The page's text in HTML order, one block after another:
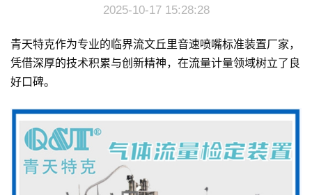
2025-10-17 15:28:28
青天特克作为专业的临界流文丘里音速喷嘴标准装置厂家，
凭借深厚的技术积累与创新精神，在流量计量领域树立了良
好口碑。